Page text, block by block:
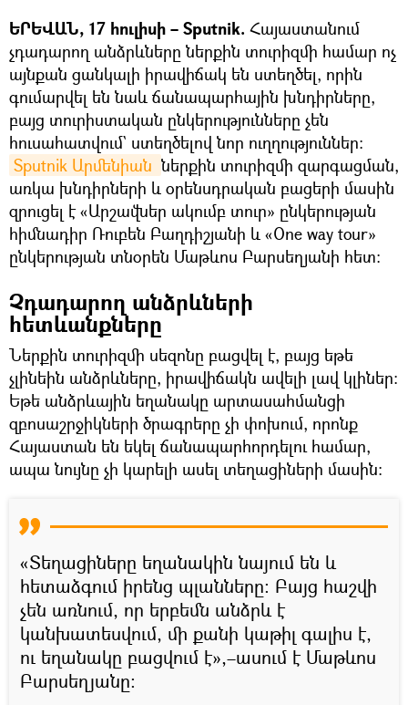
ԵՐԵՎԱՆ, 17 հուլիսի – Sputnik. Հայաստանում
չդադարող անձրևները ներքին տուրիզմի համար ոչ
այնքան ցանկալի իրավիճակ են ստեղծել, որին
գումարվել են նաև ճանապարհային խնդիրները,
բայց տուրիստական ընկերությունները չեն
հուսահատվում` ստեղծելով նոր ուղղություններ։
Sputnik Արմենիան ներքին տուրիզմի զարգացման,
առկա խնդիրների և օրենսդրական բացերի մասին
զրուցել է «Արշավներ ակումբ տուր» ընկերության
հիմնադիր Ռուբեն Բաղդիշյանի և «One way tour»
ընկերության տնօրեն Մաթևոս Բարսեղյանի հետ։
Չդադարող անձրևների
հետևանքները
Ներքին տուրիզմի սեզոնը բացվել է, բայց եթե
չլինեին անձրևները, իրավիճակն ավելի լավ կլիներ։
Եթե անձրևային եղանակը արտասահմանցի
զբոսաշրջիկների ծրագրերը չի փոխում, որոնք
Հայաստան են եկել ճանապարհորդելու համար,
ապա նույնը չի կարելի ասել տեղացիների մասին։
«Տեղացիները եղանակին նայում են և
հետաձգում իրենց պլանները։ Բայց հաշվի
չեն առնում, որ երբեմն անձրև է
կանխատեսվում, մի քանի կաթիլ գալիս է,
ու եղանակը բացվում է»,–ասում է Մաթևոս
Բարսեղյանը։